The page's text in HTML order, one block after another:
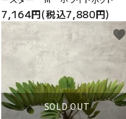
7,164円(税込7,880円)
SOLD OUT
favorite